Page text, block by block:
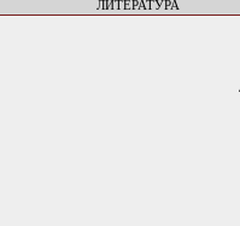
ЛИТЕРАТУРА